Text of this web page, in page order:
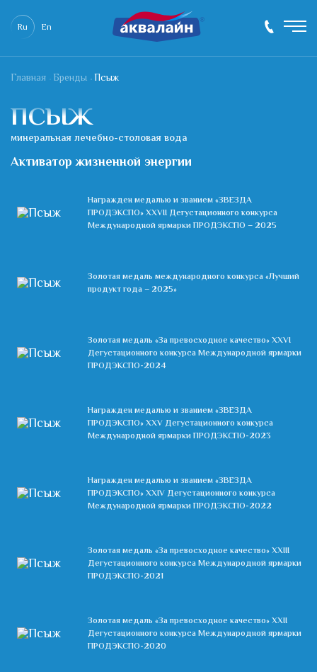
Ru En
Главная Бренды Псыж
ПСЫЖ
минеральная лечебно-столовая вода
Активатор жизненной энергии
Награжден медалью и званием «ЗВЕЗДА
ПРОДЭКСПО» XXVII Дегустационного конкурса
Международной ярмарки ПРОДЭКСПО – 2025
Золотая медаль международного конкурса «Лучший
продукт года – 2025»
Золотая медаль «За превосходное качество» XXVI
Дегустационного конкурса Международной ярмарки
ПРОДЭКСПО-2024
Награжден медалью и званием «ЗВЕЗДА
ПРОДЭКСПО» XXV Дегустационного конкурса
Международной ярмарки ПРОДЭКСПО-2023
Награжден медалью и званием «ЗВЕЗДА
ПРОДЭКСПО» XXIV Дегустационного конкурса
Международной ярмарки ПРОДЭКСПО-2022
Золотая медаль «За превосходное качество» XXIII
Дегустационного конкурса Международной ярмарки
ПРОДЭКСПО-2021
Золотая медаль «За превосходное качество» ХХII
Дегустационного конкурса Международной ярмарки
ПРОДЭКСПО-2020